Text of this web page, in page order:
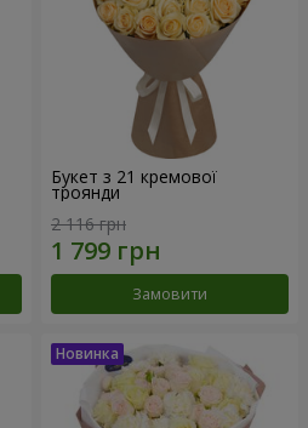
Букет з 21 кремової
троянди
2 116 грн
Замовити